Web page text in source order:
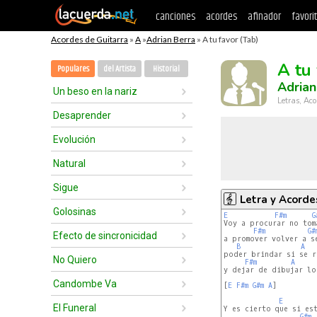
canciones acordes afinador
Acordes de Guitarra » A »Adrian Berra » A tu favor (Tab)
Populares del Artista Historial
Un beso en la nariz
Desaprender
Evolución
Natural
Sigue
Golosinas
Efecto de sincronicidad
No Quiero
Candombe Va
El Funeral
A tu
Letras,
Letra y
E F#m
Voy a procurar no
F#m
a promover volver a
B
A
poder brindar si se
F#m
A
y dejar de dibujar lo
[E F#m G#m A]
E
Y es cierto que si